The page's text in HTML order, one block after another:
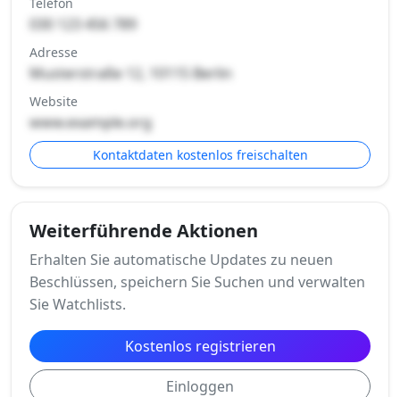
030 123 456 789
Adresse
Musterstraße 12, 10115 Berlin
Website
www.example.org
Kontaktdaten kostenlos freischalten
Weiterführende Aktionen
Erhalten Sie automatische Updates zu neuen
Beschlüssen, speichern Sie Suchen und verwalten
Sie Watchlists.
Kostenlos registrieren
Einloggen